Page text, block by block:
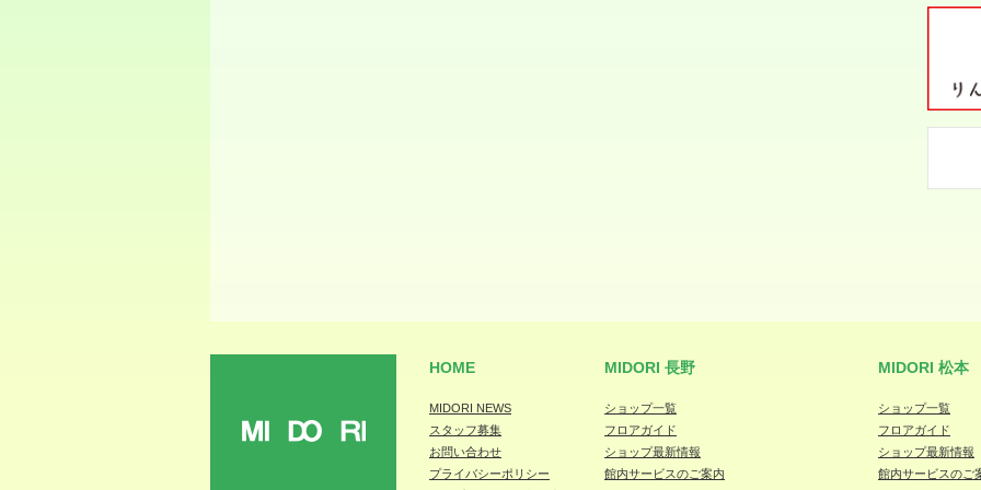
HOME
MIDORI NEWS
スタッフ募集
お問い合わせ
プライバシーポリシー
MIDORI 長野
ショップ一覧
フロアガイド
ショップ最新情報
館内サービスのご案内
MIDORI 松本
ショップ一覧
フロアガイド
ショップ最新情報
館内サービスのご